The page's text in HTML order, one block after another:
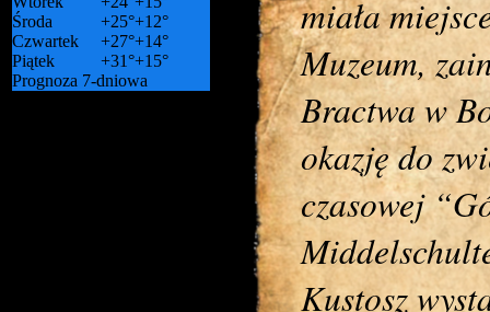
Środa
+25°+12°
Czwartek
+27°+14°
Piątek
+31°+15°
Prognoza 7-dniowa
miała
Muzeum,
Bractwa w
okazję do
czasowej
Kustosz